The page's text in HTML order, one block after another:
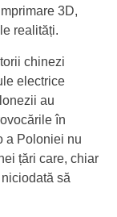
3D,
realități.
chinezi
electrice
au
în
a Poloniei nu
țări care, chiar
să